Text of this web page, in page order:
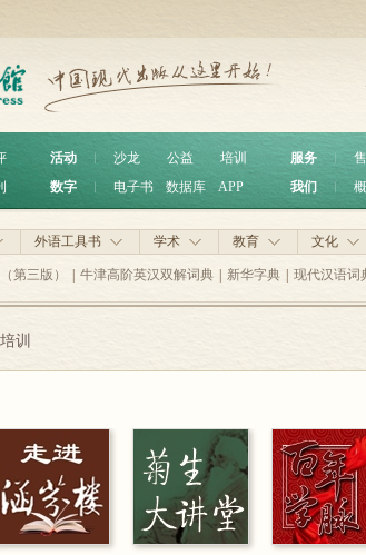
活动 沙龙 公益
培训
数字
电子书 数据库 APP
服务 ︱
我们
外语工具书 学术 教育 文化
第三版） 牛津高阶英汉双解词典 新华字典 现代汉语词
培训